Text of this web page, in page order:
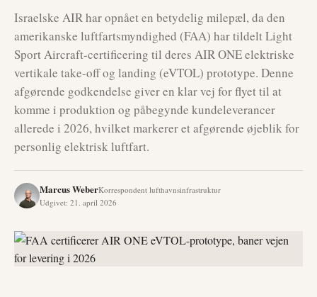
Israelske AIR har opnået en betydelig milepæl, da den
amerikanske luftfartsmyndighed (FAA) har tildelt Light
Sport Aircraft-certificering til deres AIR ONE elektriske
vertikale take-off og landing (eVTOL) prototype. Denne
afgørende godkendelse giver en klar vej for flyet til at
komme i produktion og påbegynde kundeleverancer
allerede i 2026, hvilket markerer et afgørende øjeblik for
personlig elektrisk luftfart.
Marcus WeberKorrespondent lufthavnsinfrastruktur
Udgivet: 21. april 2026